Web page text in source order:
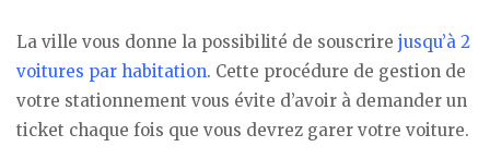
La ville vous donne la possibilité de souscrire jusqu’à 2
voitures par habitation. Cette procédure de gestion de
votre stationnement vous évite d’avoir à demander un
ticket chaque fois que vous devrez garer votre voiture.